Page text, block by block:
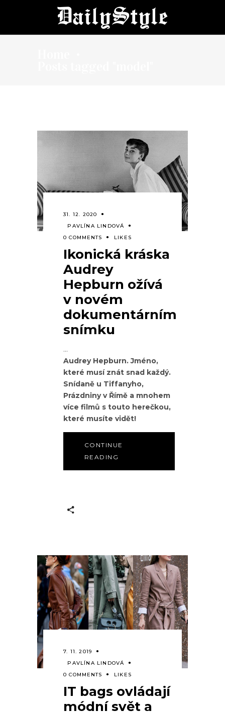
31. 12. 2020
PAVLÍNA LINDOVÁ
0 COMMENTS
LIKES
Ikonická kráska
Audrey
Hepburn ožívá
v novém
dokumentárním
snímku
Audrey Hepburn. Jméno,
které musí znát snad každý.
Snídaně u Tiffanyho,
Prázdniny v Římě a mnohem
více filmů s touto herečkou,
které musíte vidět!
CONTINUE
READING
7. 11. 2019
PAVLÍNA LINDOVÁ
0 COMMENTS
LIKES
IT bags ovládají
módní svět a